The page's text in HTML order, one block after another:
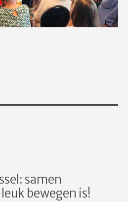
samen
bewegen is!